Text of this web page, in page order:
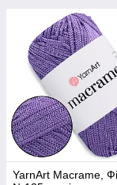
YarnArt Macrame,